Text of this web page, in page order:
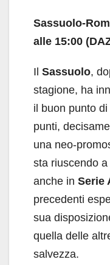
Sassuolo-
alle 15:00
Il Sassuolo,
stagione, ha
il buon punto di
punti,
una neo-
sta riuscendo
anche in Serie
precedenti
sua
quella delle
salvezza.